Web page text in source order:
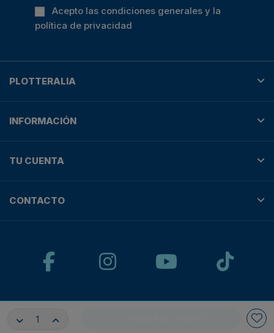
Acepto las condiciones generales y la
política de privacidad
PLOTTERALIA
INFORMACIÓN
TU CUENTA
CONTACTO